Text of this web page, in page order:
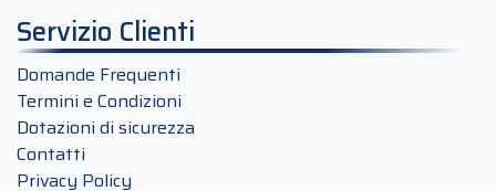
Servizio Clienti
Domande Frequenti
Termini e Condizioni
Dotazioni di sicurezza
Contatti
Privacy Policy